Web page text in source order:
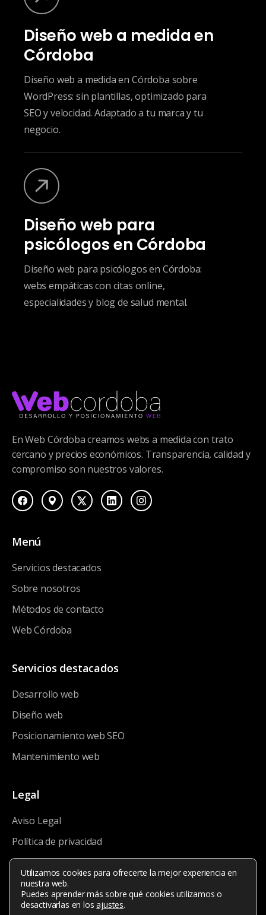
Diseño web a medida en
Córdoba
Diseño web a medida en Córdoba sobre
WordPress: sin plantillas, optimizado para
SEO y velocidad. Adaptado a tu marca y tu
negocio.
Diseño web para
psicólogos en Córdoba
Diseño web para psicólogos en Córdoba:
webs empáticas con citas online,
especialidades y blog de salud mental.
En Web Córdoba creamos webs a medida con trato
cercano y precios económicos. Transparencia, calidad y
compromiso son nuestros valores.
Menú
Servicios destacados
Sobre nosotros
Métodos de contacto
Web Córdoba
Servicios destacados
Desarrollo web
Diseño web
Posicionamiento web SEO
Mantenimiento web
Legal
Aviso Legal
Política de privacidad
Política de cookies
Utilizamos cookies para ofrecerte la mejor experiencia en
nuestra web.
Puedes aprender más sobre qué cookies utilizamos o
desactivarlas en losajustes.